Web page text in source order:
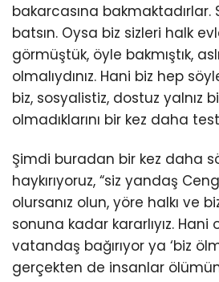
bakarcasına bakmaktadırlar.
batsın. Oysa biz sizleri halk
görmüştük, öyle bakmıştık,
olmalıydınız. Hani biz hep
biz, sosyalistiz, dostuz yalnız
olmadıklarını bir kez daha
Şimdi buradan bir kez daha
haykırıyoruz, “siz yandaş
olursanız olun, yöre halkı ve
sonuna kadar kararlıyız. Hani
vatandaş bağırıyor ya ‘biz
gerçekten de insanlar